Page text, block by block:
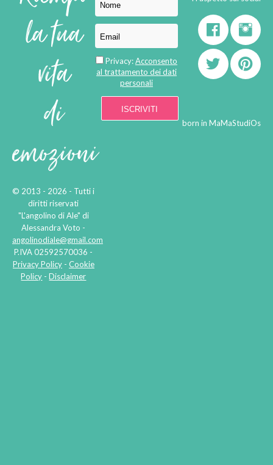
la tua
vita
di
emozioni
© 2013 - 2026 - Tutti i
diritti riservati
"L'angolino di Ale" di
Alessandra Voto -
angolinodiale@gmail.com
P.IVA 02592570036 -
Privacy Policy- Cookie
Policy -Disclaimer
Privacy:Acconsento
al trattamento dei dati
personali
born in MaMaStudiOs